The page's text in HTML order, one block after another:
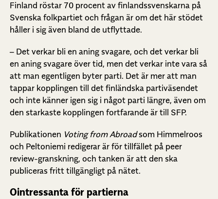
Finland röstar 70 procent av finlandssvenskarna på
Svenska folkpartiet och frågan är om det här stödet
håller i sig även bland de utflyttade.
– Det verkar bli en aning svagare, och det verkar bli
en aning svagare över tid, men det verkar inte vara så
att man egentligen byter parti. Det är mer att man
tappar kopplingen till det finländska partiväsendet
och inte känner igen sig i något parti längre, även om
den starkaste kopplingen fortfarande är till SFP.
Publikationen Voting from Abroadsom Himmelroos
och Peltoniemi redigerar är för tillfället på peer
review-granskning, och tanken är att den ska
publiceras fritt tillgängligt på nätet.
Ointressanta för partierna